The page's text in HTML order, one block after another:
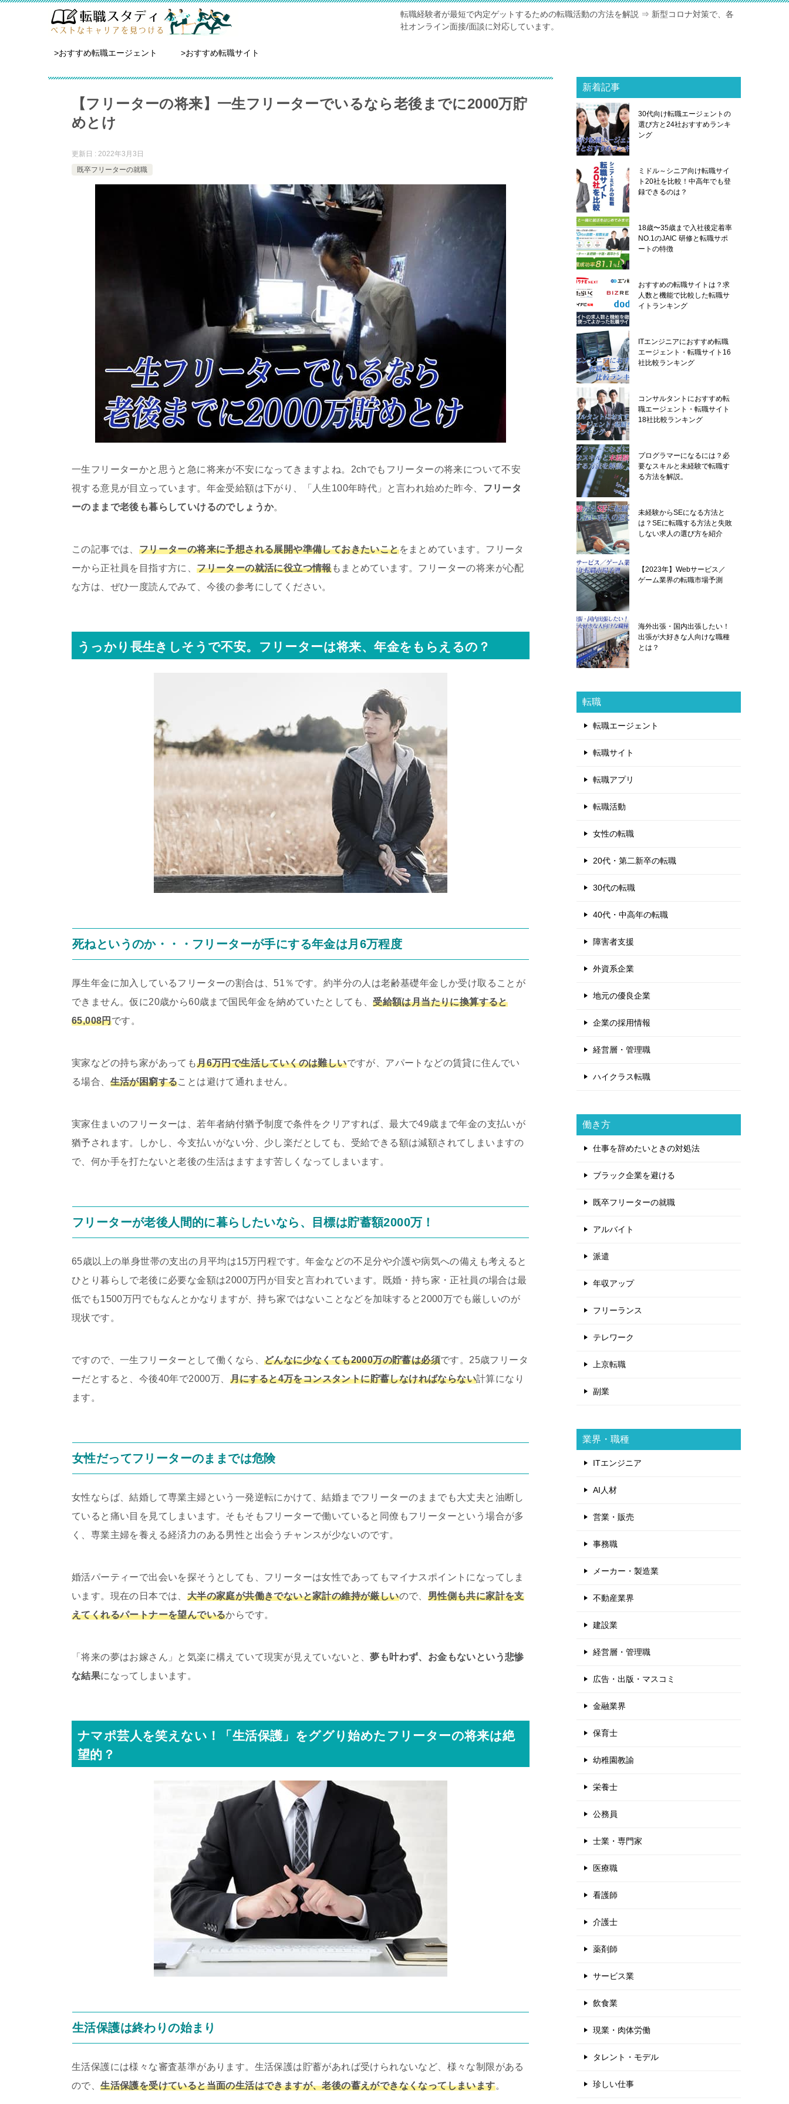
転職経験者が最短で内定ゲットするための転職活動の方法を解説 ⇒ 新型コロナ対策で、各
社オンライン面接/面談に対応しています。
>おすすめ転職エージェント >おすすめ転職サイト
【フリーターの将来】一生フリーターでいるなら老後までに2000万貯
めとけ
更新日 : 2022年3月3日
既卒フリーターの就職
一生フリーターかと思うと急に将来が不安になってきますよね。2chでもフリーターの将来について不安
視する意見が目立っています。年金受給額は下がり、「人生100年時代」と言われ始めた昨今、 フリータ
ーのままで老後も暮らしていけるのでしょうか。
この記事では、 フリーターの将来に予想される展開や準備しておきたいことをまとめています。フリータ
ーから正社員を目指す方に、フリーターの就活に役立つ情報もまとめています。フリーターの将来が心配
な方は、ぜひ一度読んでみて、今後の参考にしてください。
うっかり長生きしそうで不安。フリーターは将来、年金をもらえるの？
死ねというのか・・・フリーターが手にする年金は月6万程度
厚生年金に加入しているフリーターの割合は、51％です。約半分の人は老齢基礎年金しか受け取ることが
できません。仮に20歳から60歳まで国民年金を納めていたとしても、受給額は月当たりに換算すると
65,008円です。
実家などの持ち家があっても月6万円で生活していくのは難しいですが、アパートなどの賃貸に住んでい
る場合、 生活が困窮することは避けて通れません。
実家住まいのフリーターは、若年者納付猶予制度で条件をクリアすれば、最大で49歳まで年金の支払いが
猶予されます。しかし、今支払いがない分、少し楽だとしても、受給できる額は減額されてしまいますの
で、何か手を打たないと老後の生活はますます苦しくなってしまいます。
フリーターが老後人間的に暮らしたいなら、目標は貯蓄額2000万！
65歳以上の単身世帯の支出の月平均は15万円程です。年金などの不足分や介護や病気への備えも考えると
ひとり暮らしで老後に必要な金額は2000万円が目安と言われています。既婚・持ち家・正社員の場合は最
低でも1500万円でもなんとかなりますが、持ち家ではないことなどを加味すると2000万でも厳しいのが
現状です。
ですので、一生フリーターとして働くなら、 どんなに少なくても2000万の貯蓄は必須です。25歳フリータ
ーだとすると、今後40年で2000万、 月にすると4万をコンスタントに貯蓄しなければならない計算になり
ます。
女性だってフリーターのままでは危険
女性ならば、結婚して専業主婦という一発逆転にかけて、結婚までフリーターのままでも大丈夫と油断し
ていると痛い目を見てしまいます。そもそもフリーターで働いていると同僚もフリーターという場合が多
く、専業主婦を養える経済力のある男性と出会うチャンスが少ないのです。
婚活パーティーで出会いを探そうとしても、フリーターは女性であってもマイナスポイントになってしま
います。現在の日本では、 大半の家庭が共働きでないと家計の維持が厳しいので、 男性側も共に家計を支
えてくれるパートナーを望んでいるからです。
「将来の夢はお嫁さん」と気楽に構えていて現実が見えていないと、夢も叶わず、お金もないという悲惨
な結果になってしまいます。
ナマポ芸人を笑えない！「生活保護」をググり始めたフリーターの将来は絶
望的？
生活保護は終わりの始まり
生活保護には様々な審査基準があります。生活保護は貯蓄があれば受けられないなど、様々な制限がある
ので、生活保護を受けていると当面の生活はできますが、老後の蓄えができなくなってしまいます。
新着記事
30代向け転職エージェントの
選び方と24社おすすめランキ
ング
ミドル～シニア向け転職サイ
ト20社を比較！中高年でも登
録できるのは？
18歳〜35歳まで入社後定着率
NO.1のJAIC 研修と転職サポ
ートの特徴
おすすめの転職サイトは？求
人数と機能で比較した転職サ
イトランキング
ITエンジニアにおすすめ転職
エージェント・転職サイト16
社比較ランキング
コンサルタントにおすすめ転
職エージェント・転職サイト
18社比較ランキング
プログラマーになるには？必
要なスキルと未経験で転職す
る方法を解説。
未経験からSEになる方法と
は？SEに転職する方法と失敗
しない求人の選び方を紹介
【2023年】Webサービス／
ゲーム業界の転職市場予測
海外出張・国内出張したい！
出張が大好きな人向けな職種
とは？
転職
転職エージェント
転職サイト
転職アプリ
転職活動
女性の転職
20代・第二新卒の転職
30代の転職
40代・中高年の転職
障害者支援
外資系企業
地元の優良企業
企業の採用情報
経営層・管理職
ハイクラス転職
働き方
仕事を辞めたいときの対処法
ブラック企業を避ける
既卒フリーターの就職
アルバイト
派遣
年収アップ
フリーランス
テレワーク
上京転職
副業
業界・職種
ITエンジニア
AI人材
営業・販売
事務職
メーカー・製造業
不動産業界
建設業
経営層・管理職
広告・出版・マスコミ
金融業界
保育士
幼稚園教諭
栄養士
公務員
士業・専門家
医療職
看護師
介護士
薬剤師
サービス業
飲食業
現業・肉体労働
タレント・モデル
珍しい仕事